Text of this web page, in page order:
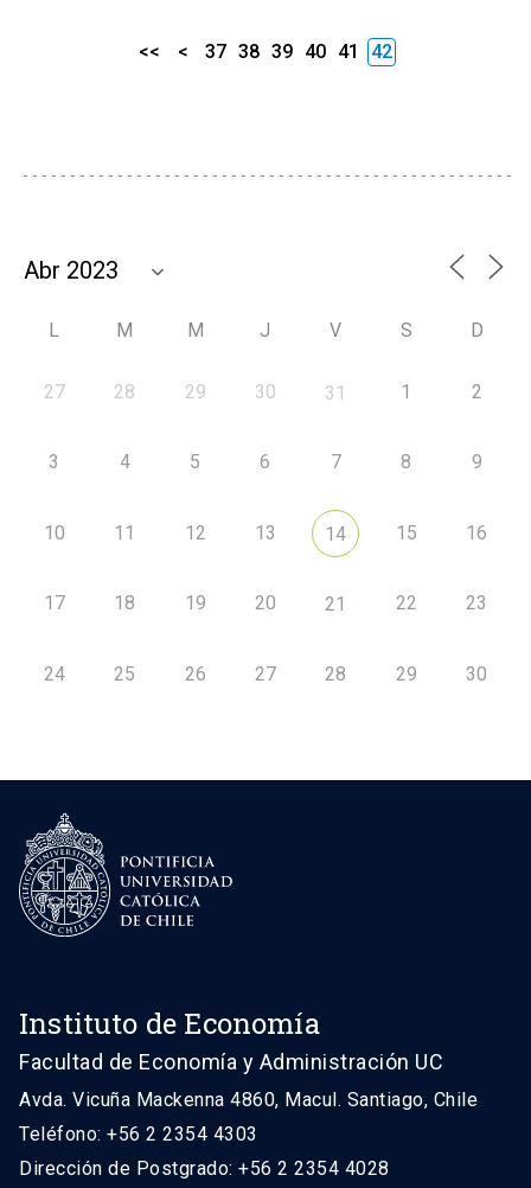
<< < 37 38 39 40 41 42
L M M J V S D
27 28 29 30 31 1 2
3 4 5 6 7 8 9
10 11 12 13 14 15 16
17 18 19 20 21 22 23
24 25 26 27 28 29 30
Instituto de Economía
Facultad de Economía y Administración UC
Avda. Vicuña Mackenna 4860, Macul. Santiago, Chile
Teléfono: +56 2 2354 4303
Dirección de Postgrado: +56 2 2354 4028